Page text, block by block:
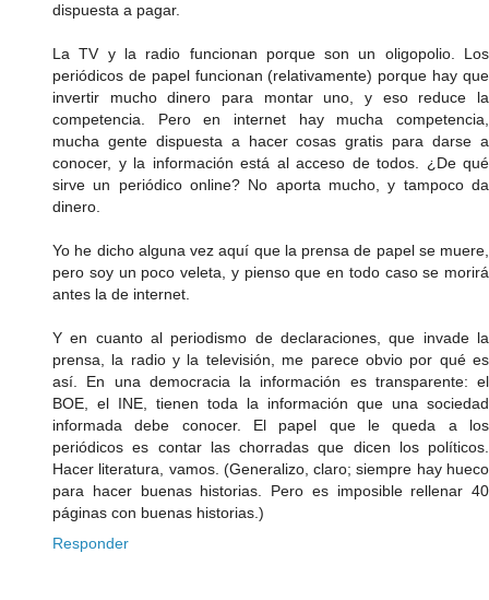
dispuesta a pagar.
La TV y la radio funcionan porque son un oligopolio. Los
periódicos de papel funcionan (relativamente) porque hay que
invertir mucho dinero para montar uno, y eso reduce la
competencia. Pero en internet hay mucha competencia,
mucha gente dispuesta a hacer cosas gratis para darse a
conocer, y la información está al acceso de todos. ¿De qué
sirve un periódico online? No aporta mucho, y tampoco da
dinero.
Yo he dicho alguna vez aquí que la prensa de papel se muere,
pero soy un poco veleta, y pienso que en todo caso se morirá
antes la de internet.
Y en cuanto al periodismo de declaraciones, que invade la
prensa, la radio y la televisión, me parece obvio por qué es
así. En una democracia la información es transparente: el
BOE, el INE, tienen toda la información que una sociedad
informada debe conocer. El papel que le queda a los
periódicos es contar las chorradas que dicen los políticos.
Hacer literatura, vamos. (Generalizo, claro; siempre hay hueco
para hacer buenas historias. Pero es imposible rellenar 40
páginas con buenas historias.)
Responder